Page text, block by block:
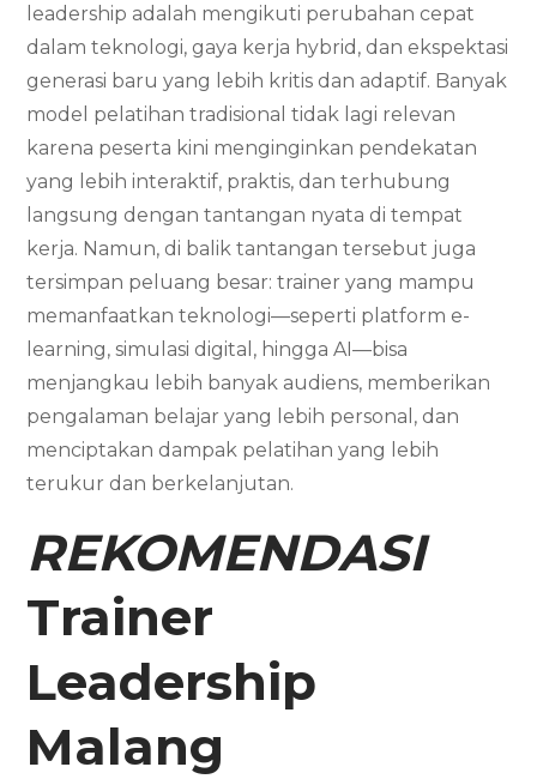
leadership adalah mengikuti perubahan cepat
dalam teknologi, gaya kerja hybrid, dan ekspektasi
generasi baru yang lebih kritis dan adaptif. Banyak
model pelatihan tradisional tidak lagi relevan
karena peserta kini menginginkan pendekatan
yang lebih interaktif, praktis, dan terhubung
langsung dengan tantangan nyata di tempat
kerja. Namun, di balik tantangan tersebut juga
tersimpan peluang besar: trainer yang mampu
memanfaatkan teknologi—seperti platform e-
learning, simulasi digital, hingga AI—bisa
menjangkau lebih banyak audiens, memberikan
pengalaman belajar yang lebih personal, dan
menciptakan dampak pelatihan yang lebih
terukur dan berkelanjutan.
REKOMENDASI
Trainer
Leadership
Malang